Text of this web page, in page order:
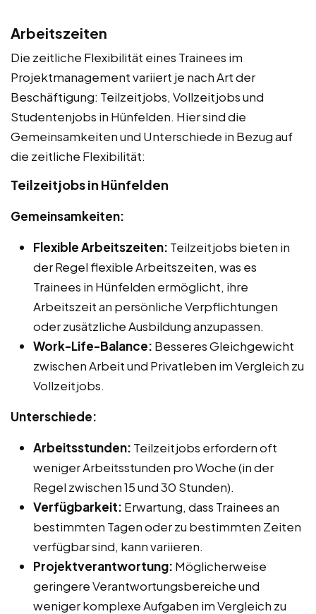
Arbeitszeiten
Die zeitliche Flexibilität eines Trainees im
Projektmanagement variiert je nach Art der
Beschäftigung: Teilzeitjobs, Vollzeitjobs und
Studentenjobs in Hünfelden. Hier sind die
Gemeinsamkeiten und Unterschiede in Bezug auf
die zeitliche Flexibilität:
Teilzeitjobs in Hünfelden
Gemeinsamkeiten:
Flexible Arbeitszeiten: Teilzeitjobs bieten in
der Regel flexible Arbeitszeiten, was es
Trainees in Hünfelden ermöglicht, ihre
Arbeitszeit an persönliche Verpflichtungen
oder zusätzliche Ausbildung anzupassen.
Work-Life-Balance: Besseres Gleichgewicht
zwischen Arbeit und Privatleben im Vergleich zu
Vollzeitjobs.
Unterschiede:
Arbeitsstunden: Teilzeitjobs erfordern oft
weniger Arbeitsstunden pro Woche (in der
Regel zwischen 15 und 30 Stunden).
Verfügbarkeit: Erwartung, dass Trainees an
bestimmten Tagen oder zu bestimmten Zeiten
verfügbar sind, kann variieren.
Projektverantwortung: Möglicherweise
geringere Verantwortungsbereiche und
weniger komplexe Aufgaben im Vergleich zu